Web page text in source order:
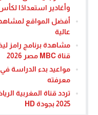
وأغادير استعدادًا لكأس أمم إفريقيا
عالية
قناة MBC مصر 2026
معرفته
2025 بجودة HD